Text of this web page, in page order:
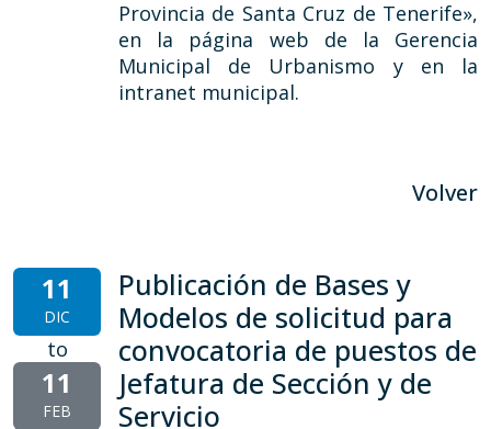
Provincia de Santa Cruz de Tenerife»,
en la página web de la Gerencia
Municipal de Urbanismo y en la
intranet municipal.
Volver
11
DIC
to
11
FEB
Publicación de Bases y
Modelos de solicitud para
convocatoria de puestos de
Jefatura de Sección y de
Servicio